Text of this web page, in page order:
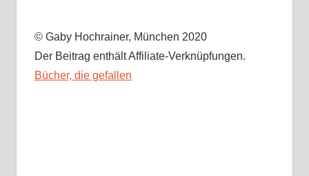
© Gaby Hochrainer, München 2020
Der Beitrag enthält Affiliate-Verknüpfungen.
Bücher, die gefallen